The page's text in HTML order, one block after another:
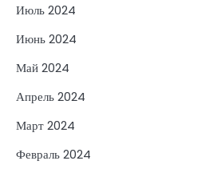
Июль 2024
Июнь 2024
Май 2024
Апрель 2024
Март 2024
Февраль 2024